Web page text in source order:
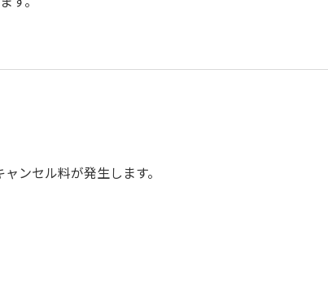
ットボトルおよび不燃ゴミは持ち帰りお願いします。
い。
合には、ご利用をお断りいたします。
合には、相当額を弁償していただくことがあります。
ねます。
ンセル料が発生します。